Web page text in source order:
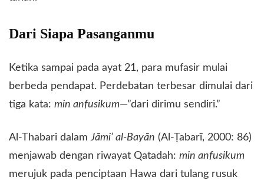
​Dari Siapa Pasanganmu
​Ketika sampai pada ayat 21, para mufasir mulai
berbeda pendapat. Perdebatan terbesar dimulai dari
tiga kata: min anfusikum—”dari dirimu sendiri.”
​Al-Thabari dalam Jāmi’ al-Bayān (Al-Ṭabarī, 2000: 86)
menjawab dengan riwayat Qatadah: min anfusikum
merujuk pada penciptaan Hawa dari tulang rusuk